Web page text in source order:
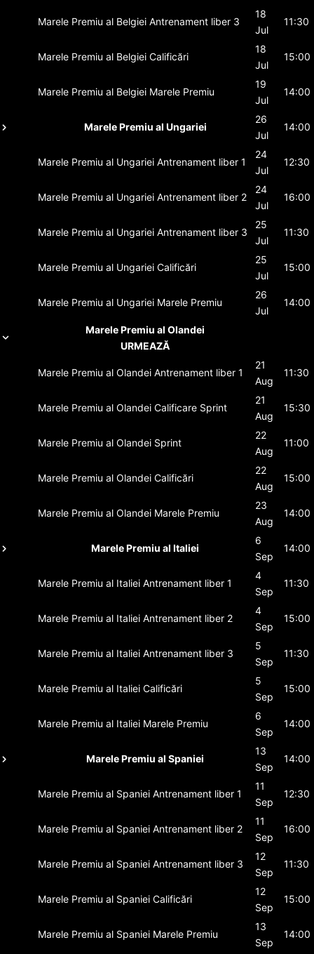
Marele Premiu al Belgiei Antrenament liber 3
18
Jul
11:30
Marele Premiu al Belgiei Calificări
18
Jul
15:00
Marele Premiu al Belgiei Marele Premiu
19
Jul
14:00
Marele Premiu al Ungariei
26
Jul
14:00
Marele Premiu al Ungariei Antrenament liber 1
24
Jul
12:30
Marele Premiu al Ungariei Antrenament liber 2
24
Jul
16:00
Marele Premiu al Ungariei Antrenament liber 3
25
Jul
11:30
Marele Premiu al Ungariei Calificări
25
Jul
15:00
Marele Premiu al Ungariei Marele Premiu
26
Jul
14:00
Marele Premiu al Olandei
URMEAZĂ
Marele Premiu al Olandei Antrenament liber 1
21
Aug
11:30
Marele Premiu al Olandei Calificare Sprint
21
Aug
15:30
Marele Premiu al Olandei Sprint
22
Aug
11:00
Marele Premiu al Olandei Calificări
22
Aug
15:00
Marele Premiu al Olandei Marele Premiu
23
Aug
14:00
Marele Premiu al Italiei
6
Sep
14:00
Marele Premiu al Italiei Antrenament liber 1
4
Sep
11:30
Marele Premiu al Italiei Antrenament liber 2
4
Sep
15:00
Marele Premiu al Italiei Antrenament liber 3
5
Sep
11:30
Marele Premiu al Italiei Calificări
5
Sep
15:00
Marele Premiu al Italiei Marele Premiu
6
Sep
14:00
Marele Premiu al Spaniei
13
Sep
14:00
Marele Premiu al Spaniei Antrenament liber 1
11
Sep
12:30
Marele Premiu al Spaniei Antrenament liber 2
11
Sep
16:00
Marele Premiu al Spaniei Antrenament liber 3
12
Sep
11:30
Marele Premiu al Spaniei Calificări
12
Sep
15:00
Marele Premiu al Spaniei Marele Premiu
13
Sep
14:00